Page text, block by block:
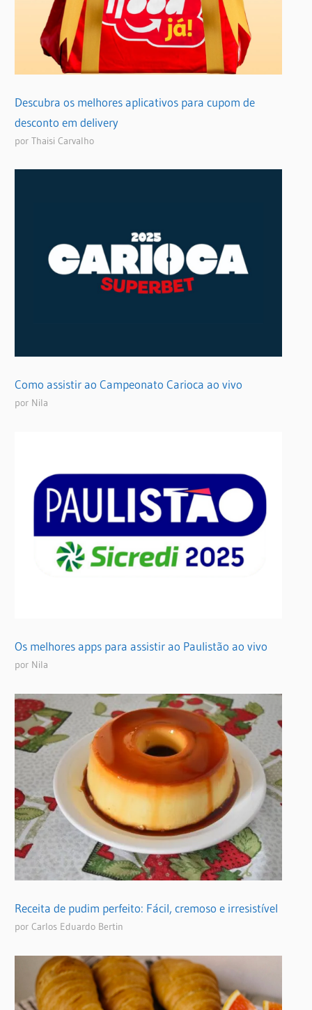
Descubra os melhores aplicativos para cupom de
desconto em delivery
por Thaisi Carvalho
Como assistir ao Campeonato Carioca ao vivo
por Nila
Os melhores apps para assistir ao Paulistão ao vivo
por Nila
Receita de pudim perfeito: Fácil, cremoso e irresistível
por Carlos Eduardo Bertin